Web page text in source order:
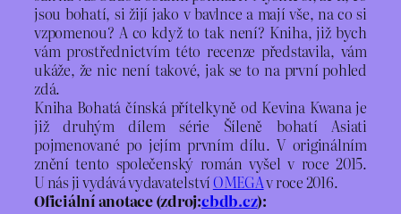
jsou bohatí, si žijí jako v bavlnce a mají vše, na co si
vzpomenou? A co když to tak není? Kniha, již bych
vám prostřednictvím této recenze představila, vám
ukáže, že nic není takové, jak se to na první pohled
zdá.
Kniha Bohatá čínská přítelkyně od Kevina Kwana je
již druhým dílem série Šíleně bohatí Asiati
pojmenované po jejím prvním dílu. V originálním
znění tento společenský román vyšel v roce 2015.
U nás ji vydává vydavatelstvíOMEGAv roce 2016.
Oficiální anotace (zdroj:cbdb.cz):